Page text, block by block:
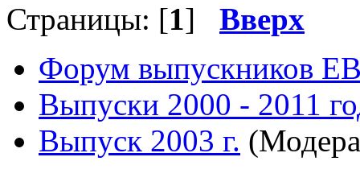
Страницы: [1] Вверх
Форум выпускников
Выпуски 2000 - 2011
Выпуск 2003 г.